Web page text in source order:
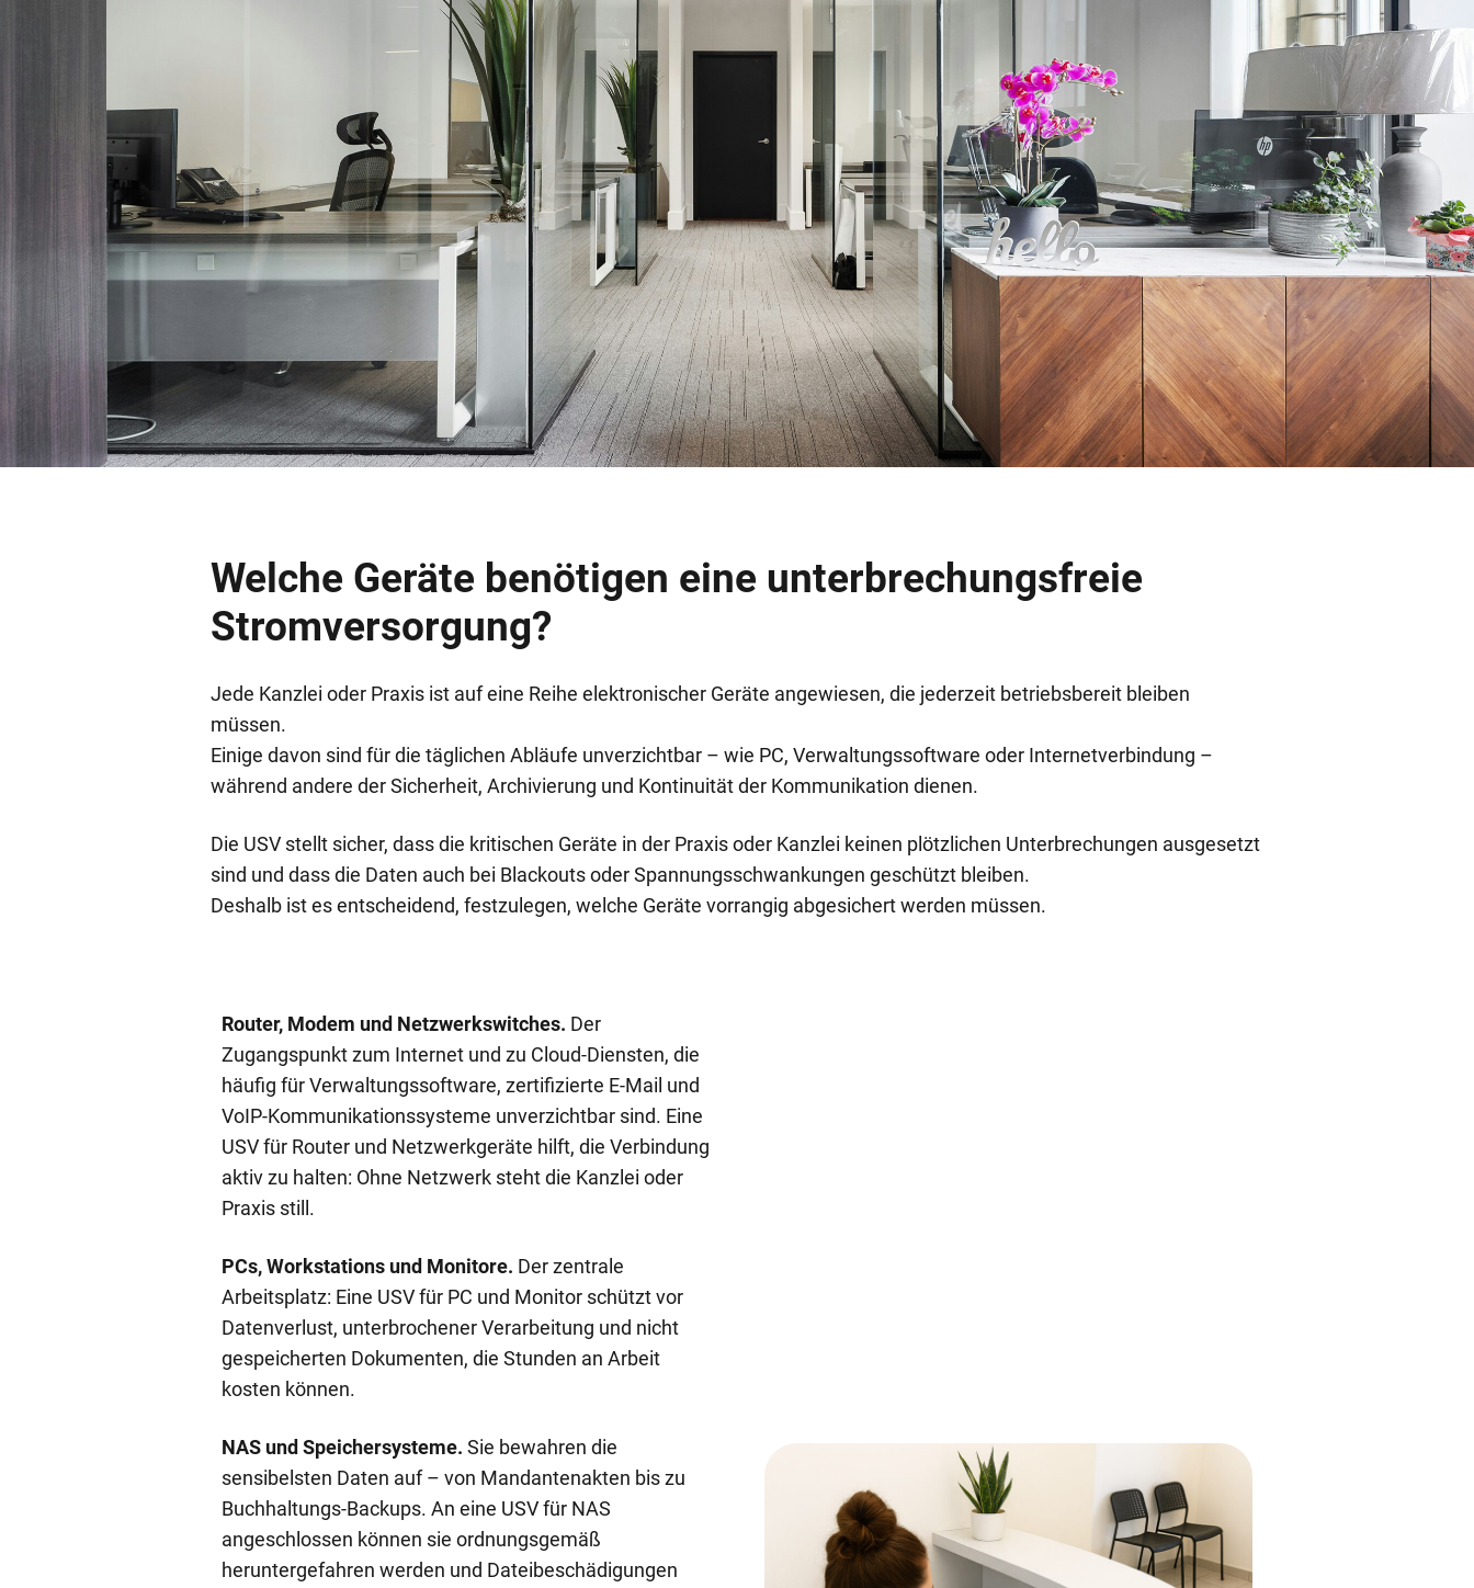
Welche Geräte benötigen eine unterbrechungsfreie
Stromversorgung?
Jede Kanzlei oder Praxis ist auf eine Reihe elektronischer Geräte angewiesen, die jederzeit betriebsbereit bleiben
müssen.
Einige davon sind für die täglichen Abläufe unverzichtbar – wie PC, Verwaltungssoftware oder Internetverbindung –
während andere der Sicherheit, Archivierung und Kontinuität der Kommunikation dienen.
Die USV stellt sicher, dass die kritischen Geräte in der Praxis oder Kanzlei keinen plötzlichen Unterbrechungen ausgesetzt
sind und dass die Daten auch bei Blackouts oder Spannungsschwankungen geschützt bleiben.
Deshalb ist es entscheidend, festzulegen, welche Geräte vorrangig abgesichert werden müssen.
Router, Modem und Netzwerkswitches. Der
Zugangspunkt zum Internet und zu Cloud-Diensten, die
häufig für Verwaltungssoftware, zertifizierte E-Mail und
VoIP-Kommunikationssysteme unverzichtbar sind. Eine
USV für Router und Netzwerkgeräte hilft, die Verbindung
aktiv zu halten: Ohne Netzwerk steht die Kanzlei oder
Praxis still.
PCs, Workstations und Monitore. Der zentrale
Arbeitsplatz: Eine USV für PC und Monitor schützt vor
Datenverlust, unterbrochener Verarbeitung und nicht
gespeicherten Dokumenten, die Stunden an Arbeit
kosten können.
NAS und Speichersysteme. Sie bewahren die
sensibelsten Daten auf – von Mandantenakten bis zu
Buchhaltungs-Backups. An eine USV für NAS
angeschlossen können sie ordnungsgemäß
heruntergefahren werden und Dateibeschädigungen